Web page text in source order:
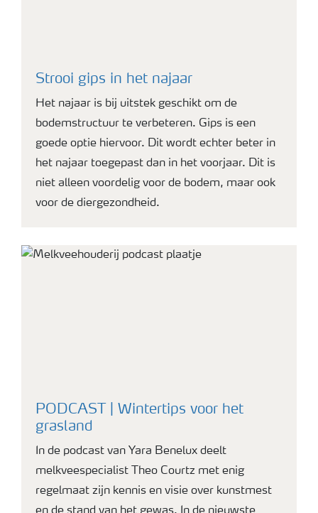
Strooi gips in het najaar
Het najaar is bij uitstek geschikt om de
bodemstructuur te verbeteren. Gips is een
goede optie hiervoor. Dit wordt echter beter in
het najaar toegepast dan in het voorjaar. Dit is
niet alleen voordelig voor de bodem, maar ook
voor de diergezondheid.
PODCAST | Wintertips voor het
grasland
In de podcast van Yara Benelux deelt
melkveespecialist Theo Courtz met enig
regelmaat zijn kennis en visie over kunstmest